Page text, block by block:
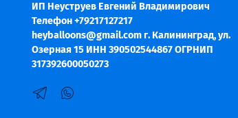
ИП Неуструев Евгений Владимирович
Телефон +79217127217
heyballoons@gmail.com г. Калининград, ул.
Озерная 15 ИНН 390502544867 ОГРНИП
317392600050273